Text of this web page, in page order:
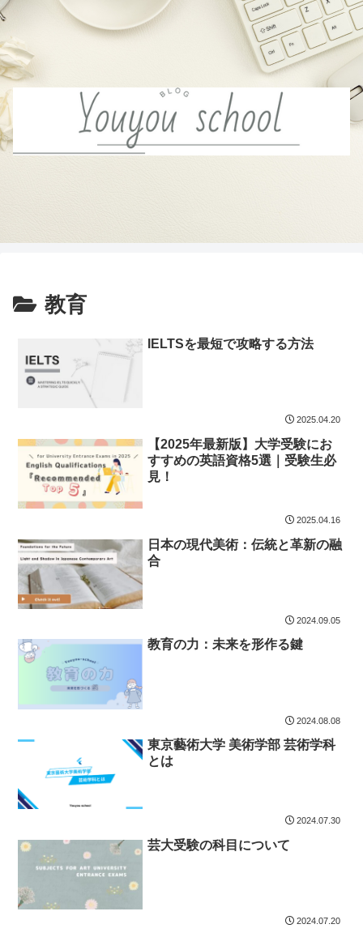
教育
IELTSを最短で攻略する方法
2025.04.20
【2025年最新版】大学受験にお
すすめの英語資格5選｜受験生必
見！
2025.04.16
日本の現代美術：伝統と革新の融
合
2024.09.05
教育の力：未来を形作る鍵
2024.08.08
東京藝術大学 美術学部 芸術学科
とは
2024.07.30
芸大受験の科目について
2024.07.20